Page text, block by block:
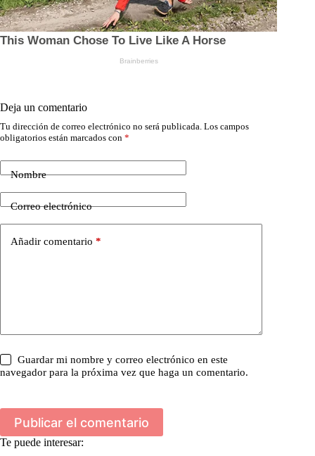
Deja un comentario
Tu dirección de correo electrónico no será publicada. Los campos
obligatorios están marcados con *
Nombre
Correo electrónico
Añadir comentario *
Guardar mi nombre y correo electrónico en este
navegador para la próxima vez que haga un comentario.
Publicar el comentario
Te puede interesar: